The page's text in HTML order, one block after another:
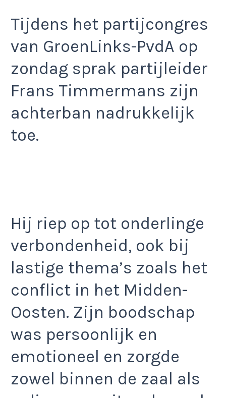
Tijdens het partijcongres
van GroenLinks-PvdA op
zondag sprak partijleider
Frans Timmermans zijn
achterban nadrukkelijk
toe.
Hij riep op tot onderlinge
verbondenheid, ook bij
lastige thema’s zoals het
conflict in het Midden-
Oosten. Zijn boodschap
was persoonlijk en
emotioneel en zorgde
zowel binnen de zaal als